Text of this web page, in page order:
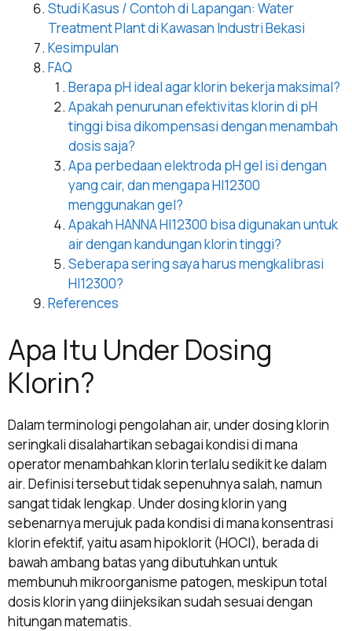
Studi Kasus / Contoh di Lapangan: Water
Treatment Plant di Kawasan Industri Bekasi
Kesimpulan
FAQ
Berapa pH ideal agar klorin bekerja maksimal?
Apakah penurunan efektivitas klorin di pH
tinggi bisa dikompensasi dengan menambah
dosis saja?
Apa perbedaan elektroda pH gel isi dengan
yang cair, dan mengapa HI12300
menggunakan gel?
Apakah HANNA HI12300 bisa digunakan untuk
air dengan kandungan klorin tinggi?
Seberapa sering saya harus mengkalibrasi
HI12300?
References
Apa Itu Under Dosing
Klorin?
Dalam terminologi pengolahan air, under dosing klorin
seringkali disalahartikan sebagai kondisi di mana
operator menambahkan klorin terlalu sedikit ke dalam
air. Definisi tersebut tidak sepenuhnya salah, namun
sangat tidak lengkap. Under dosing klorin yang
sebenarnya merujuk pada kondisi di mana konsentrasi
klorin efektif, yaitu asam hipoklorit (HOCl), berada di
bawah ambang batas yang dibutuhkan untuk
membunuh mikroorganisme patogen, meskipun total
dosis klorin yang diinjeksikan sudah sesuai dengan
hitungan matematis.